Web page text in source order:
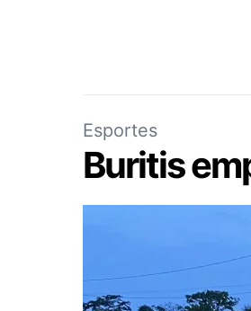
Esportes
Buritis